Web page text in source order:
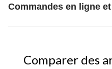
Commandes en ligne
Comparer des